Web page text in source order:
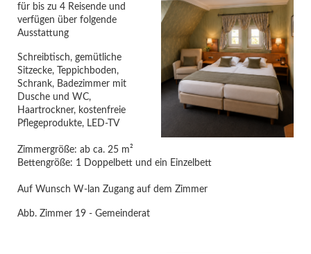
für bis zu 4 Reisende und
verfügen über folgende
Ausstattung
Schreibtisch, gemütliche
Sitzecke, Teppichboden,
Schrank, Badezimmer mit
Dusche und WC,
Haartrockner, kostenfreie
Pflegeprodukte, LED-TV
Zimmergröße: ab ca. 25 m²
Bettengröße: 1 Doppelbett und ein Einzelbett
Auf Wunsch W-lan Zugang auf dem Zimmer
Abb. Zimmer 19 - Gemeinderat